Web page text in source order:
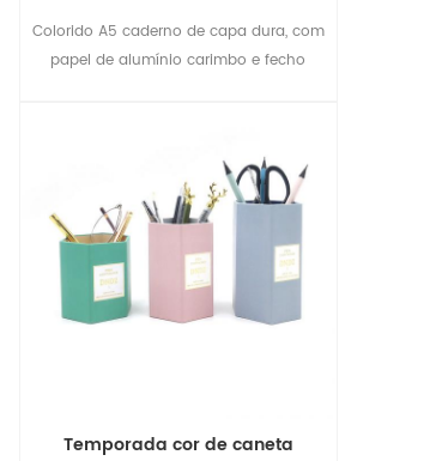
Colorido A5 caderno de capa dura, com
papel de alumínio carimbo e fecho
Temporada cor de caneta